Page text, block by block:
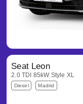
Seat Leon
2.0 TDI 85kW Style XL
Diesel Madrid